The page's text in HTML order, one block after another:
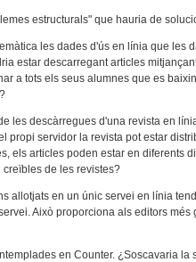
estructurals" que hauria de
les dades d'ús en línia que les
estar descarregant articles
a tots els seus alumnes que es
les descàrregues d'una revista en
propi servidor la revista pot estar
els articles poden estar en diferents
de les revistes?
allotjats en un únic servei en línia
Això proporciona als editors
en Counter. ¿Soscavaria la